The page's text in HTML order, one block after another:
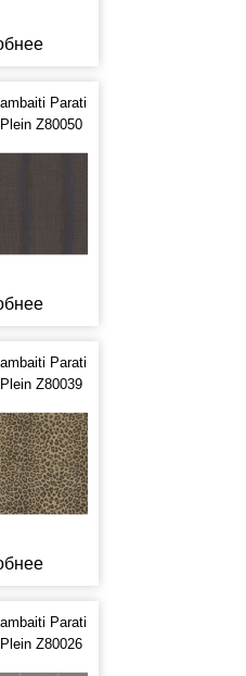
Parati
Z80050
Parati
Z80039
Parati
Z80026